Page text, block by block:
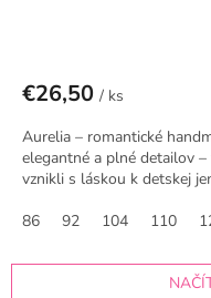
€26,50 / ks
Aurelia – romantické
elegantné a plné detailov
vznikli s láskou k detskej
86
92 104 110